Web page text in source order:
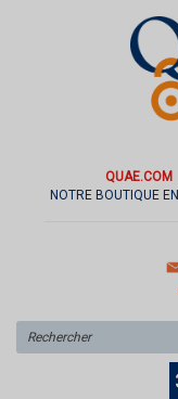
QUAE.COM
NOTRE BOUTIQUE